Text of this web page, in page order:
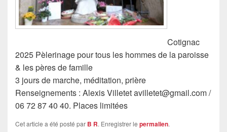
Cotignac
2025 Pèlerinage pour tous les hommes de la paroisse
& les pères de famille
3 jours de marche, méditation, prière
Renseignements : Alexis Villetet avilletet@gmail.com /
06 72 87 40 40. Places limitées
Cet article a été posté par B R. Enregistrer le permalien.